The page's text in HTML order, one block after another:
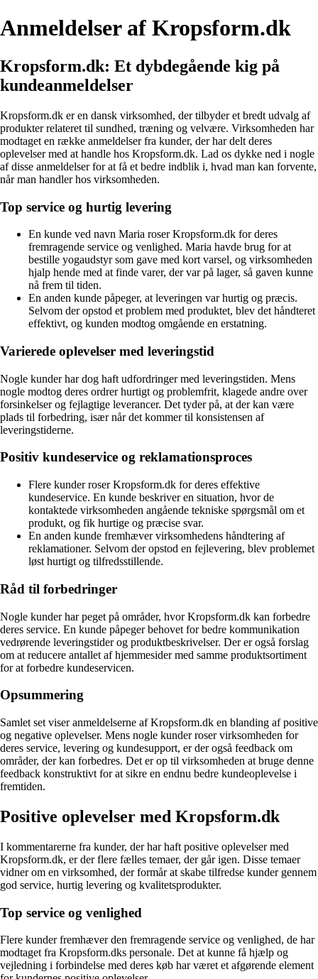
Anmeldelser af Kropsform.dk
Kropsform.dk: Et dybdegående kig på
kundeanmeldelser
Kropsform.dk er en dansk virksomhed, der tilbyder et bredt udvalg af
produkter relateret til sundhed, træning og velvære. Virksomheden har
modtaget en række anmeldelser fra kunder, der har delt deres
oplevelser med at handle hos Kropsform.dk. Lad os dykke ned i nogle
af disse anmeldelser for at få et bedre indblik i, hvad man kan forvente,
når man handler hos virksomheden.
Top service og hurtig levering
En kunde ved navn Maria roser Kropsform.dk for deres
fremragende service og venlighed. Maria havde brug for at
bestille yogaudstyr som gave med kort varsel, og virksomheden
hjalp hende med at finde varer, der var på lager, så gaven kunne
nå frem til tiden.
En anden kunde påpeger, at leveringen var hurtig og præcis.
Selvom der opstod et problem med produktet, blev det håndteret
effektivt, og kunden modtog omgående en erstatning.
Varierede oplevelser med leveringstid
Nogle kunder har dog haft udfordringer med leveringstiden. Mens
nogle modtog deres ordrer hurtigt og problemfrit, klagede andre over
forsinkelser og fejlagtige leverancer. Det tyder på, at der kan være
plads til forbedring, især når det kommer til konsistensen af
leveringstiderne.
Positiv kundeservice og reklamationsproces
Flere kunder roser Kropsform.dk for deres effektive
kundeservice. En kunde beskriver en situation, hvor de
kontaktede virksomheden angående tekniske spørgsmål om et
produkt, og fik hurtige og præcise svar.
En anden kunde fremhæver virksomhedens håndtering af
reklamationer. Selvom der opstod en fejlevering, blev problemet
løst hurtigt og tilfredsstillende.
Råd til forbedringer
Nogle kunder har peget på områder, hvor Kropsform.dk kan forbedre
deres service. En kunde påpeger behovet for bedre kommunikation
vedrørende leveringstider og produktbeskrivelser. Der er også forslag
om at reducere antallet af hjemmesider med samme produktsortiment
for at forbedre kundeservicen.
Opsummering
Samlet set viser anmeldelserne af Kropsform.dk en blanding af positive
og negative oplevelser. Mens nogle kunder roser virksomheden for
deres service, levering og kundesupport, er der også feedback om
områder, der kan forbedres. Det er op til virksomheden at bruge denne
feedback konstruktivt for at sikre en endnu bedre kundeoplevelse i
fremtiden.
Positive oplevelser med Kropsform.dk
I kommentarerne fra kunder, der har haft positive oplevelser med
Kropsform.dk, er der flere fælles temaer, der går igen. Disse temaer
vidner om en virksomhed, der formår at skabe tilfredse kunder gennem
god service, hurtig levering og kvalitetsprodukter.
Top service og venlighed
Flere kunder fremhæver den fremragende service og venlighed, de har
modtaget fra Kropsform.dks personale. Det at kunne få hjælp og
vejledning i forbindelse med deres køb har været et afgørende element